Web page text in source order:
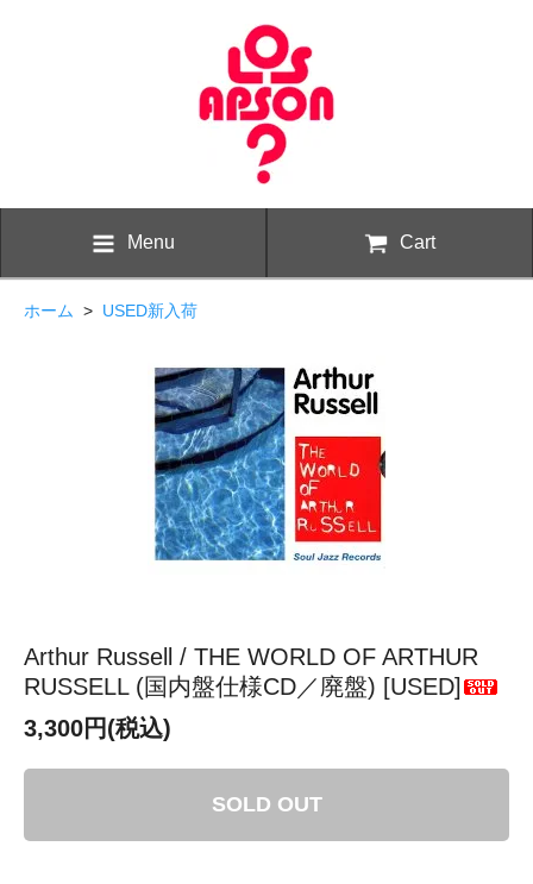
Menu Cart
ホーム > USED新入荷
Arthur Russell / THE WORLD OF ARTHUR
RUSSELL (国内盤仕様CD／廃盤) [USED]
3,300円(税込)
SOLD OUT